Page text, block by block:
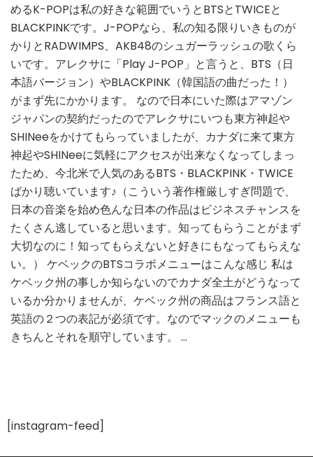
めるK-POPは私の好きな範囲でいうとBTSとTWICEと
BLACKPINKです。J-POPなら、私の知る限りいきものが
かりとRADWIMPS、AKB48のシュガーラッシュの歌くら
いです。アレクサに「Play J-POP」と言うと、BTS（日
本語バージョン）やBLACKPINK（韓国語の曲だった！）
がまず先にかかります。 なので日本にいた際はアマゾン
ジャパンの契約だったのでアレクサにいつも東方神起や
SHINeeをかけてもらっていましたが、カナダに来て東方
神起やSHINeeに気軽にアクセスが出来なくなってしまっ
たため、今北米で人気のあるBTS・BLACKPINK・TWICE
ばかり聴いています♪（こういう著作権厳しすぎ問題で、
日本の音楽を始め色んな日本の作品はビジネスチャンスを
たくさん逃していると思います。知ってもらうことがまず
大切なのに！知ってもらえないと好きにもなってもらえな
い。） ケベックのBTSコラボメニューはこんな感じ 私は
ケベック州の事しか知らないのでカナダ全土がどうなって
いるか分かりませんが、ケベック州の商品はフランス語と
英語の２つの表記が必須です。なのでマックのメニューも
きちんとそれを順守しています。 …
[instagram-feed]